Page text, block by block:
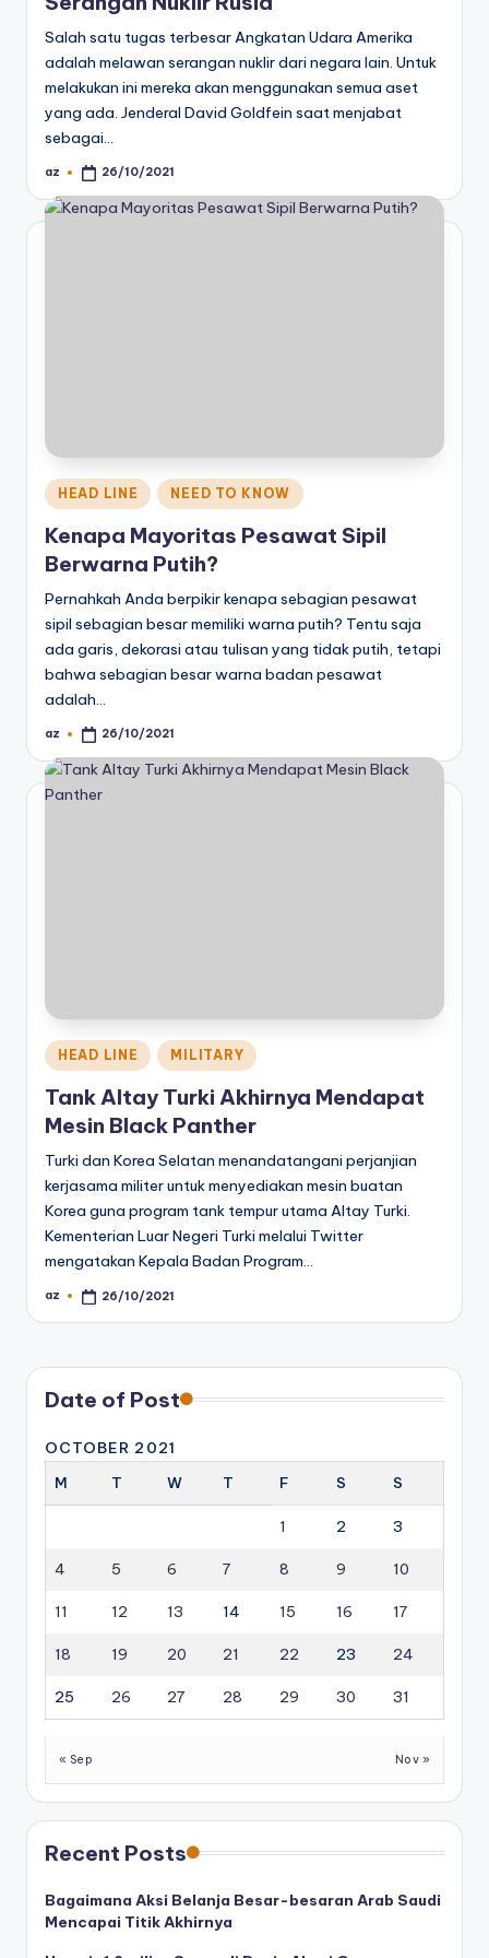
Salah satu tugas terbesar Angkatan Udara Amerika
adalah melawan serangan nuklir dari negara lain. Untuk
melakukan ini mereka akan menggunakan semua aset
yang ada. Jenderal David Goldfein saat menjabat
sebagai…
Posted
az 26/10/2021
Posted
in
HEAD LINE NEED TO KNOW
Kenapa Mayoritas Pesawat Sipil
Berwarna Putih?
Pernahkah Anda berpikir kenapa sebagian pesawat
sipil sebagian besar memiliki warna putih? Tentu saja
ada garis, dekorasi atau tulisan yang tidak putih, tetapi
bahwa sebagian besar warna badan pesawat
adalah…
Posted
az 26/10/2021
Posted
in
HEAD LINE MILITARY
Tank Altay Turki Akhirnya Mendapat
Mesin Black Panther
Turki dan Korea Selatan menandatangani perjanjian
kerjasama militer untuk menyediakan mesin buatan
Korea guna program tank tempur utama Altay Turki.
Kementerian Luar Negeri Turki melalui Twitter
mengatakan Kepala Badan Program…
Posted
az 26/10/2021
Date of Post
OCTOBER 2021
M
T W T F S S
1 2 3
4 5 6 7 8 9 10
11 12 13 14 15 16 17
18 19 20 21 22 23 24
25 26 27 28 29 30 31
« Sep Nov »
Recent Posts
Bagaimana Aksi Belanja Besar-besaran Arab Saudi
Mencapai Titik Akhirnya